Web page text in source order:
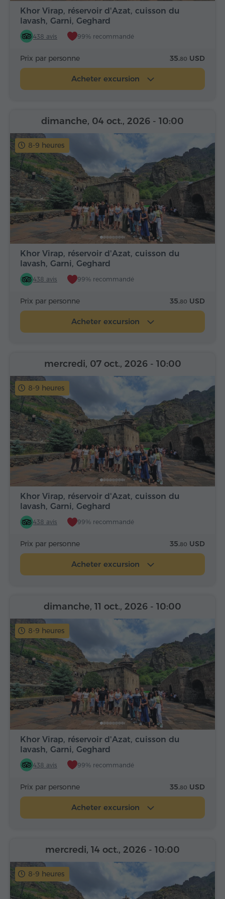
Khor Virap, réservoir d'Azat, cuisson du
lavash, Garni, Geghard
438 avis 99% recommandé
Prix par personne 35.80 USD
Acheter excursion
8-9 heures
Khor Virap, réservoir d'Azat, cuisson du
lavash, Garni, Geghard
438 avis 99% recommandé
dimanche, 04 oct., 2026 - 10:00
Prix par personne 35.80 USD
Acheter excursion
8-9 heures
Khor Virap, réservoir d'Azat, cuisson du
lavash, Garni, Geghard
438 avis 99% recommandé
mercredi, 07 oct., 2026 - 10:00
Prix par personne 35.80 USD
Acheter excursion
8-9 heures
Khor Virap, réservoir d'Azat, cuisson du
lavash, Garni, Geghard
438 avis 99% recommandé
dimanche, 11 oct., 2026 - 10:00
Prix par personne 35.80 USD
Acheter excursion
8-9 heures
mercredi, 14 oct., 2026 - 10:00